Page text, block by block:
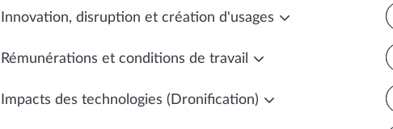
Innovation, disruption et création d'usages
Rémunérations et conditions de travail
Impacts des technologies (Dronification)